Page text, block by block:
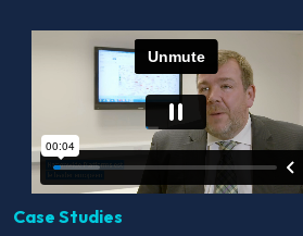
Case Studies